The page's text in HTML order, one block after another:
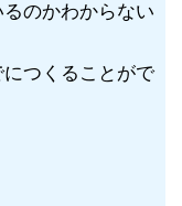
のかわからない
につくることがで